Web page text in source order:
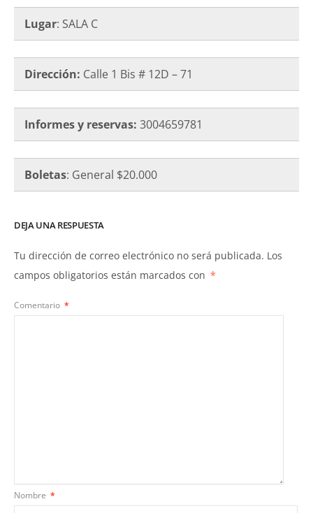
Lugar: SALA C
Dirección: Calle 1 Bis # 12D – 71
Informes y reservas: 3004659781
Boletas: General $20.000
DEJA UNA RESPUESTA
Tu dirección de correo electrónico no será publicada. Los
campos obligatorios están marcados con *
Comentario *
Nombre *